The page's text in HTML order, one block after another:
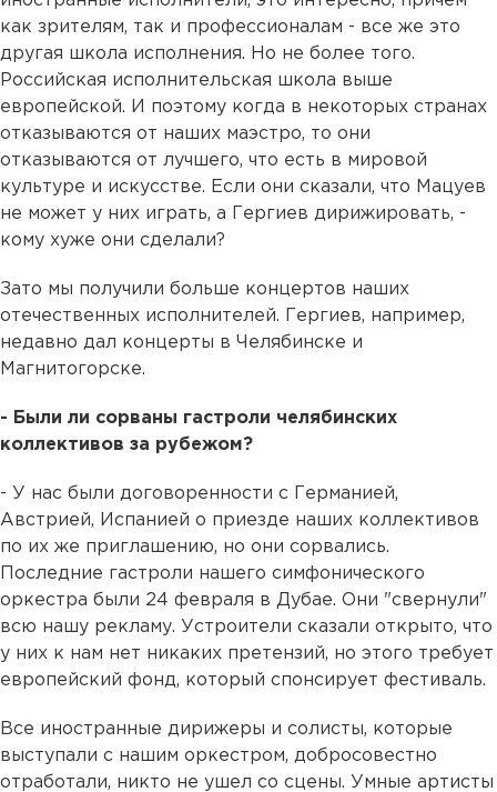
как зрителям, так и профессионалам - все же это
другая школа исполнения. Но не более того.
Российская исполнительская школа выше
европейской. И поэтому когда в некоторых странах
отказываются от наших маэстро, то они
отказываются от лучшего, что есть в мировой
культуре и искусстве. Если они сказали, что Мацуев
не может у них играть, а Гергиев дирижировать, -
кому хуже они сделали?
Зато мы получили больше концертов наших
отечественных исполнителей. Гергиев, например,
недавно дал концерты в Челябинске и
Магнитогорске.
- Были ли сорваны гастроли челябинских
коллективов за рубежом?
- У нас были договоренности с Германией,
Австрией, Испанией о приезде наших коллективов
по их же приглашению, но они сорвались.
Последние гастроли нашего симфонического
оркестра были 24 февраля в Дубае. Они "свернули"
всю нашу рекламу. Устроители сказали открыто, что
у них к нам нет никаких претензий, но этого требует
европейский фонд, который спонсирует фестиваль.
Все иностранные дирижеры и солисты, которые
выступали с нашим оркестром, добросовестно
отработали, никто не ушел со сцены. Умные артисты